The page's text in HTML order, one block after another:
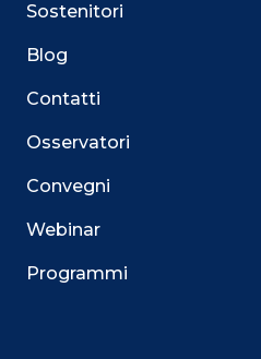
Sostenitori
Blog
Contatti
Osservatori
Convegni
Webinar
Programmi